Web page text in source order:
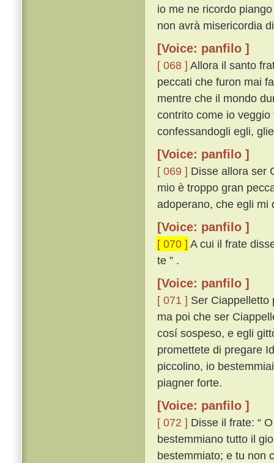
io me ne ricordo
non avrà misericordia
[Voice: panfilo ]
[ 068 ] Allora il santo
peccati che furon mai
mentre che il mondo
contrito come io
confessandogli egli,
[Voice: panfilo ]
[ 069 ] Disse allora ser
mio è troppo gran
adoperano, che egli mi
[Voice: panfilo ]
[ 070 ] A cui il frate
te ” .
[Voice: panfilo ]
[ 071 ] Ser Ciappelletto
ma poi che ser
cosí sospeso, e egli
promettete di pregare
piccolino, io
piagner forte.
[Voice: panfilo ]
[ 072 ] Disse il frate: “
bestemmiano tutto il
bestemmiato; e tu non